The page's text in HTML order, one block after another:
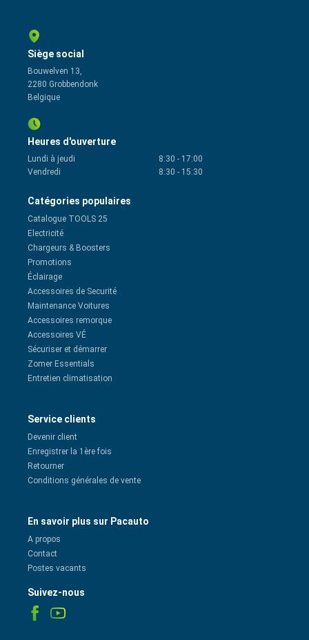
Siège social
Bouwelven 13,
2280 Grobbendonk
Belgique
Heures d'ouverture
Lundi à jeudi 8:30 - 17:00
Vendredi
8:30 - 15:30
Catégories populaires
Catalogue TOOLS 25
Electricité
Chargeurs & Boosters
Promotions
Éclairage
Accessoires de Securité
Maintenance Voitures
Accessoires remorque
Accessoires VÉ
Sécuriser et démarrer
Zomer Essentials
Entretien climatisation
Service clients
Devenir client
Enregistrer la 1ère fois
Retourner
Conditions générales de vente
En savoir plus sur Pacauto
A propos
Contact
Postes vacants
Suivez-nous